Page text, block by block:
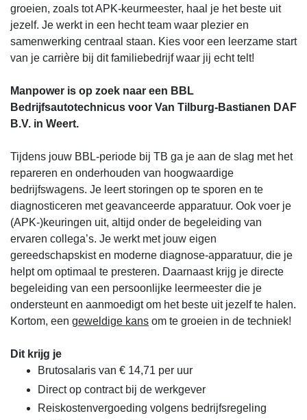
groeien, zoals tot APK-keurmeester, haal je het beste uit
jezelf. Je werkt in een hecht team waar plezier en
samenwerking centraal staan. Kies voor een leerzame start
van je carrière bij dit familiebedrijf waar jij echt telt!
Manpower is op zoek naar een BBL
Bedrijfsautotechnicus voor Van Tilburg-Bastianen DAF
B.V. in Weert.
Tijdens jouw BBL-periode bij TB ga je aan de slag met het
repareren en onderhouden van hoogwaardige
bedrijfswagens. Je leert storingen op te sporen en te
diagnosticeren met geavanceerde apparatuur. Ook voer je
(APK-)keuringen uit, altijd onder de begeleiding van
ervaren collega’s. Je werkt met jouw eigen
gereedschapskist en moderne diagnose-apparatuur, die je
helpt om optimaal te presteren. Daarnaast krijg je directe
begeleiding van een persoonlijke leermeester die je
ondersteunt en aanmoedigt om het beste uit jezelf te halen.
Kortom, een geweldige kans om te groeien in de techniek!
Dit krijg je
Brutosalaris van € 14,71 per uur
Direct op contract bij de werkgever
Reiskostenvergoeding volgens bedrijfsregeling